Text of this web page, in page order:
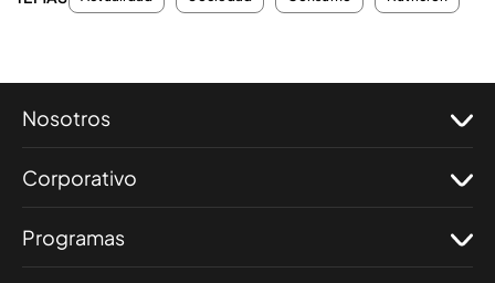
Nosotros
Corporativo
Programas